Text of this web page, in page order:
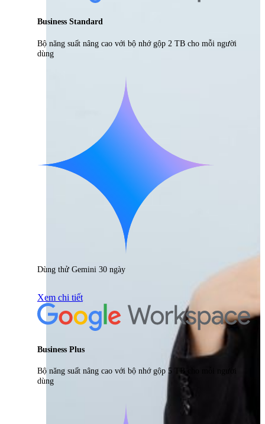
Business Standard
Bộ năng suất nâng cao với bộ nhớ gộp 2 TB cho mỗi người
dùng
Dùng thử Gemini 30 ngày
Xem chi tiết
Business Plus
Bộ năng suất nâng cao với bộ nhớ gộp 5 TB cho mỗi người
dùng